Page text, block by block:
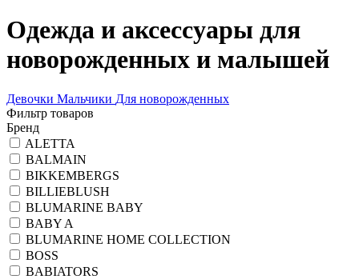
Одежда и аксессуары для
новорожденных и малышей
Девочки Мальчики Для новорожденных
Фильтр товаров
Бренд
ALETTA
BALMAIN
BIKKEMBERGS
BILLIEBLUSH
BLUMARINE BABY
BABY A
BLUMARINE HOME COLLECTION
BOSS
BABIATORS